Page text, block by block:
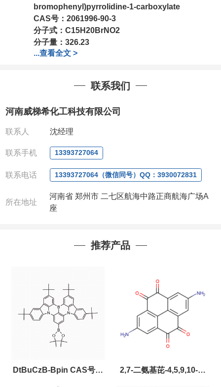
bromophenyl)pyrrolidine-1-carboxylate
CAS号： 2061996-90-3
分子式： C15H20BrNO2
分子量： 326.23
包装：1Mg ; 5Mg;10Mg ;100Mg;250Mg ;500Mg
作中有用到的试剂,欢迎前来询购
电话:0371-63377391/13393727064
:13393727064
联系人: 沈晓东(欢迎致电
...查看全文 >
联系我们
河南威梯希化工科技有限公司
联系人 沈经理
联系手机 13393727064
联系电话 13393727064（微信同号）QQ：3930072831
所在地址
河南省 郑州市 二七区航海中路正商航海广场A
座
推荐产品
DtBuCzB-Bpin CAS号： 2,7-二氨基芘-4,5,9,10-四